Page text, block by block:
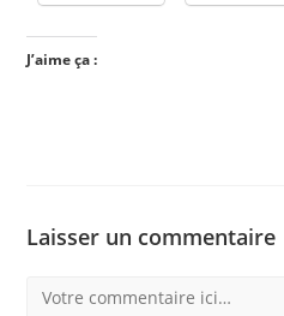
J’aime ça :
Laisser un commentaire
Comment